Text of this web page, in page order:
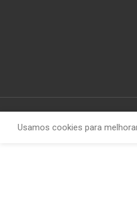
Usamos cookies para